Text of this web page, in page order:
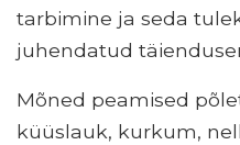
tarbimine ja seda
juhendatud
Mõned peamised
küüslauk, kurkum,